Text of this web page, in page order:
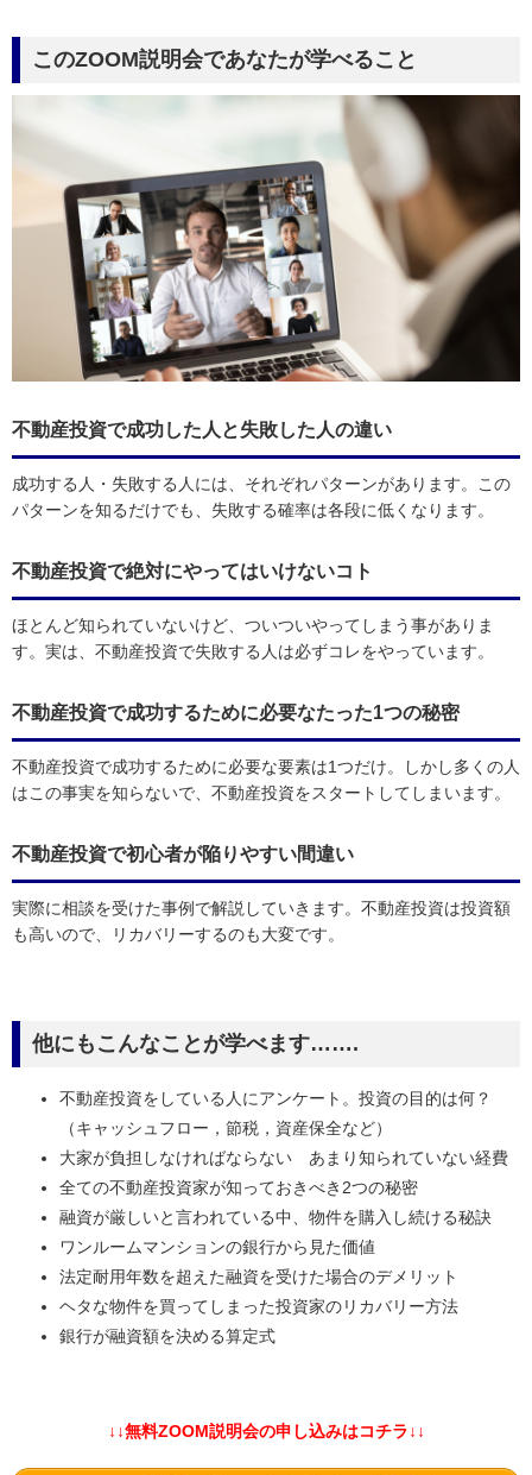
このZOOM説明会であなたが学べること
不動産投資で成功した人と失敗した人の違い
成功する人・失敗する人には、それぞれパターンがあります。この
パターンを知るだけでも、失敗する確率は各段に低くなります。
不動産投資で絶対にやってはいけないコト
ほとんど知られていないけど、ついついやってしまう事がありま
す。実は、不動産投資で失敗する人は必ずコレをやっています。
不動産投資で成功するために必要なたった1つの秘密
不動産投資で成功するために必要な要素は1つだけ。しかし多くの人
はこの事実を知らないで、不動産投資をスタートしてしまいます。
不動産投資で初心者が陥りやすい間違い
実際に相談を受けた事例で解説していきます。不動産投資は投資額
も高いので、リカバリーするのも大変です。
他にもこんなことが学べます…….
不動産投資をしている人にアンケート。投資の目的は何？
（キャッシュフロー，節税，資産保全など）
大家が負担しなければならない あまり知られていない経費
全ての不動産投資家が知っておきべき2つの秘密
融資が厳しいと言われている中、物件を購入し続ける秘訣
ワンルームマンションの銀行から見た価値
法定耐用年数を超えた融資を受けた場合のデメリット
ヘタな物件を買ってしまった投資家のリカバリー方法
銀行が融資額を決める算定式
↓↓無料ZOOM説明会の申し込みはコチラ↓↓